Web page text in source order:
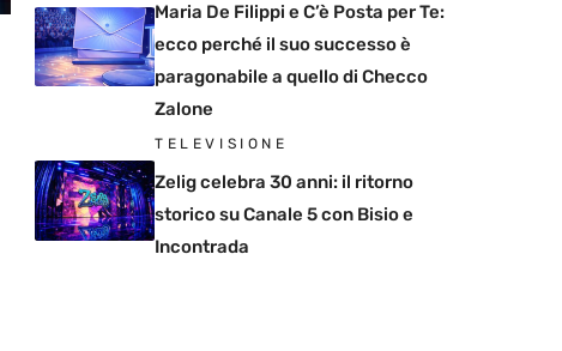
Maria De Filippi e C’è Posta per Te:
ecco perché il suo successo è
paragonabile a quello di Checco
Zalone
TELEVISIONE
Zelig celebra 30 anni: il ritorno
storico su Canale 5 con Bisio e
Incontrada